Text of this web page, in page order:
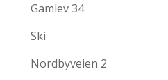
Gamlev 34
Ski
Nordbyveien 2